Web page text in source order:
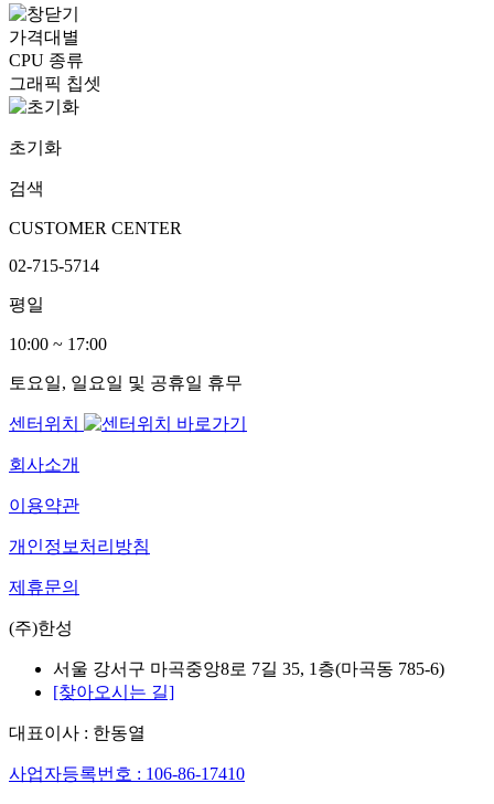
가격대별
CPU 종류
그래픽 칩셋
초기화
검색
CUSTOMER CENTER
02-715-5714
평일
10:00 ~ 17:00
토요일, 일요일 및 공휴일 휴무
센터위치
회사소개
이용약관
개인정보처리방침
제휴문의
(주)한성
서울 강서구 마곡중앙8로 7길 35, 1층(마곡동 785-6)
[찾아오시는 길]
대표이사 : 한동열
사업자등록번호 : 106-86-17410